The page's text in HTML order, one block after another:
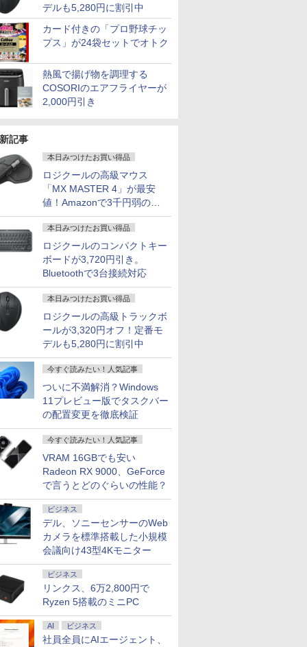
デルも5,280円に割引中
カード付きの「プロ野球チッ
プス」が24袋セットでオトク
熱風で揚げ物を調理する
COSORIのエアフライヤーが
2,000円引き
記事
本日みつけたお買い得品
ロジクールの高級マウス
「MX MASTER 4」が最安
値！Amazonで3千円弱の割
引
本日みつけたお買い得品
ロジクールのコンパクトキー
ボードが3,720円引き。
Bluetoothで3台接続対応
本日みつけたお買い得品
ロジクールの高級トラックボ
ールが3,320円オフ！定番モ
デルも5,280円に割引中
今すぐ読みたい！人気記事
ついに不満解消？Windows
11プレビュー版でタスクバー
の配置変更を徹底検証
今すぐ読みたい！人気記事
VRAM 16GBでも安い
Radeon RX 9000、GeForce
で言うとどのぐらいの性能？
ビジネス
デル、ソニーセンサーのWeb
カメラを標準搭載した小規模
会議向け43型4Kモニター
ビジネス
リンクス、6万2,800円で
Ryzen 5搭載のミニPC
AI ビジネス
社員全員にAIエージェント、